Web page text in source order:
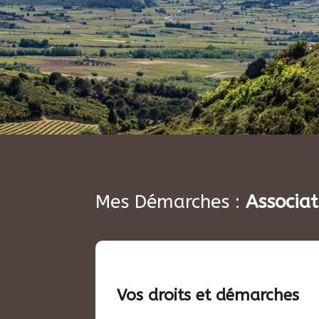
Mes Démarches :
Vos droits et démarches